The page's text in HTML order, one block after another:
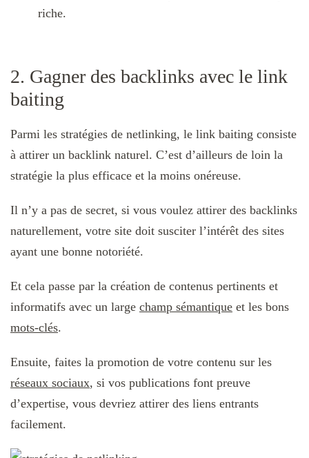
riche.
2. Gagner des backlinks avec le link
baiting
Parmi les stratégies de netlinking, le link baiting consiste
à attirer un backlink naturel. C’est d’ailleurs de loin la
stratégie la plus efficace et la moins onéreuse.
Il n’y a pas de secret, si vous voulez attirer des backlinks
naturellement, votre site doit susciter l’intérêt des sites
ayant une bonne notoriété.
Et cela passe par la création de contenus pertinents et
informatifs avec un large champ sémantique et les bons
mots-clés.
Ensuite, faites la promotion de votre contenu sur les
réseaux sociaux, si vos publications font preuve
d’expertise, vous devriez attirer des liens entrants
facilement.